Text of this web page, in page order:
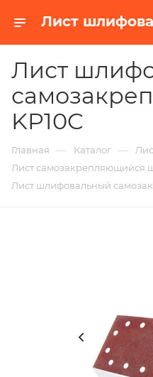
Лист
KP10C
Главная — Каталог —
Лист самозакрепляющийся
Лист шлифовальный